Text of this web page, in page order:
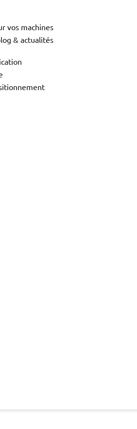
vos machines
& actualités